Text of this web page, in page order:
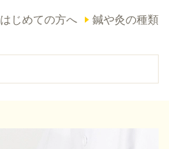
はじめての方へ 鍼や灸の種類